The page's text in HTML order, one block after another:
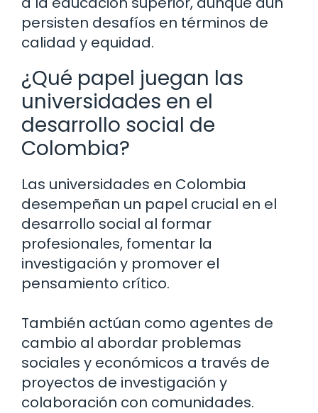
persisten desafíos en términos de
calidad y equidad.
¿Qué papel juegan las
universidades en el
desarrollo social de
Colombia?
Las universidades en Colombia
desempeñan un papel crucial en el
desarrollo social al formar
profesionales, fomentar la
investigación y promover el
pensamiento crítico.
También actúan como agentes de
cambio al abordar problemas
sociales y económicos a través de
proyectos de investigación y
colaboración con comunidades.